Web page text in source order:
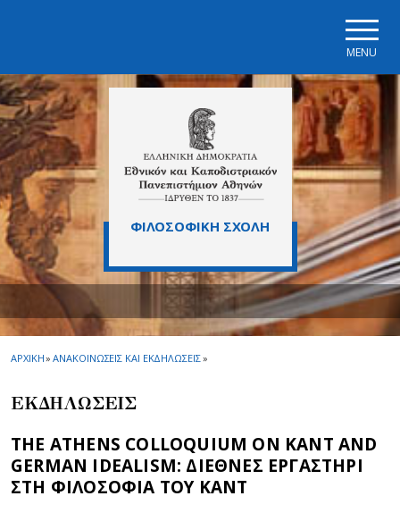
MENU
ΦΙΛΟΣΟΦΙΚΗ ΣΧΟΛΗ
ΑΡΧΙΚΗ» ΑΝΑΚΟΙΝΩΣΕΙΣ ΚΑΙ ΕΚΔΗΛΩΣΕΙΣ»
ΕΚΔΗΛΩΣΕΙΣ
THE ATHENS COLLOQUIUM ON KANT AND
GERMAN IDEALISM: ΔΙΕΘΝΕΣ ΕΡΓΑΣΤΗΡΙ
ΣΤΗ ΦΙΛΟΣΟΦΙΑ ΤΟΥ ΚΑΝΤ